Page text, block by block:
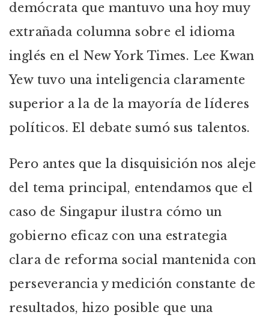
demócrata que mantuvo una hoy muy
extrañada columna sobre el idioma
inglés en el New York Times. Lee Kwan
Yew tuvo una inteligencia claramente
superior a la de la mayoría de líderes
políticos. El debate sumó sus talentos.
Pero antes que la disquisición nos aleje
del tema principal, entendamos que el
caso de Singapur ilustra cómo un
gobierno eficaz con una estrategia
clara de reforma social mantenida con
perseverancia y medición constante de
resultados, hizo posible que una